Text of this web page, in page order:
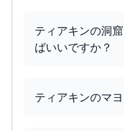
ティアキンの洞
ばいいですか？
ティアキンのマ